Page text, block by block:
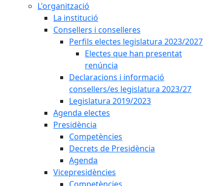
L'organització
La institució
Consellers i conselleres
Perfils electes legislatura 2023/2027
Electes que han presentat
renúncia
Declaracions i informació
consellers/es legislatura 2023/27
Legislatura 2019/2023
Agenda electes
Presidència
Competències
Decrets de Presidència
Agenda
Vicepresidències